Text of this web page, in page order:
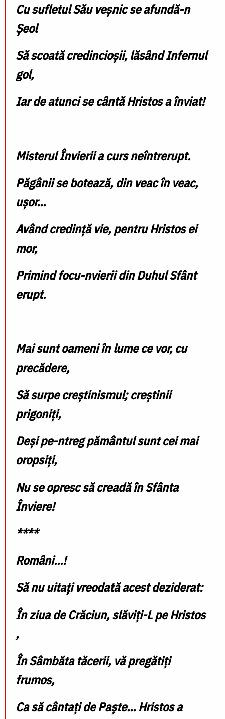
Cu sufletul Său veșnic se afundă-n
Șeol
Să scoată credincioșii, lăsând Infernul
gol,
Iar de atunci se cântă Hristos a înviat!
Misterul Învierii a curs neîntrerupt.
Păgânii se botează, din veac în veac,
ușor...
Având credință vie, pentru Hristos ei
mor,
Primind focu-nvierii din Duhul Sfânt
erupt.
Mai sunt oameni în lume ce vor, cu
precădere,
Să surpe creștinismul; creștinii
prigoniți,
Deși pe-ntreg pământul sunt cei mai
oropsiți,
Nu se opresc să creadă în Sfânta
Înviere!
****
Români...!
Să nu uitați vreodată acest deziderat:
În ziua de Crăciun, slăviți-L pe Hristos
,
În Sâmbăta tăcerii, vă pregătiți
frumos,
Ca să cântați de Paște... Hristos a